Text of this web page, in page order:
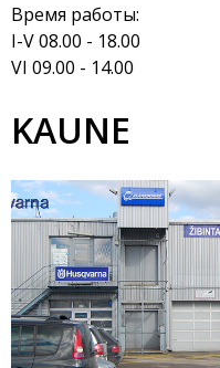
Время работы:
I-V 08.00 - 18.00
VI 09.00 - 14.00
KAUNE